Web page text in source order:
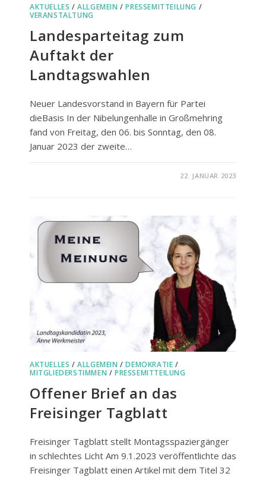
AKTUELLES /ALLGEMEIN /PRESSEMITTEILUNG /
VERANSTALTUNG
Landesparteitag zum
Auftakt der
Landtagswahlen
Neuer Landesvorstand in Bayern für Partei
dieBasis In der Nibelungenhalle in Großmehring
fand von Freitag, den 06. bis Sonntag, den 08.
Januar 2023 der zweite…
LANDESPARTEITAG
LANDTAGSWAHLEN
22. JANUAR 2023
AKTUELLES /ALLGEMEIN /DEMOKRATIE /
MITGLIEDERSTIMMEN /PRESSEMITTEILUNG
Offener Brief an das
Freisinger Tagblatt
Freisinger Tagblatt stellt Montagsspaziergänger
in schlechtes Licht Am 9.1.2023 veröffentlichte das
Freisinger Tagblatt einen Artikel mit dem Titel 32